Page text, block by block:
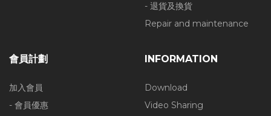
- 退貨及換貨
Repair and maintenance
會員計劃
加入會員
- 會員優惠
INFORMATION
Download
Video Sharing